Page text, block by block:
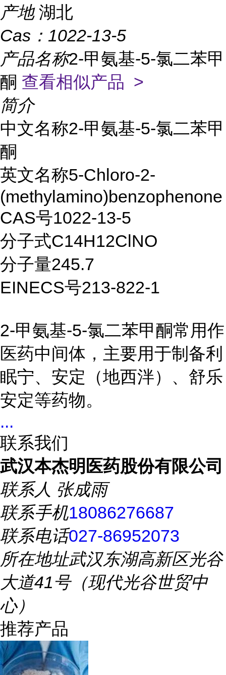
产地 湖北
Cas： 1022-13-5
产品名称2-甲氨基-5-氯二苯甲
酮 查看相似产品 >
简介
中文名称2-甲氨基-5-氯二苯甲
酮
英文名称5-Chloro-2-
(methylamino)benzophenone
CAS号1022-13-5
分子式C14H12ClNO
分子量245.7
EINECS号213-822-1
2-甲氨基-5-氯二苯甲酮常用作
医药中间体，主要用于制备利
眠宁、安定（地西泮）、舒乐
安定等药物。
...
联系我们
武汉本杰明医药股份有限公司
联系人 张成雨
联系手机18086276687
联系电话027-86952073
所在地址武汉东湖高新区光谷
大道41号（现代光谷世贸中
心）
推荐产品